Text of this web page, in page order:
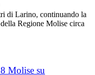
di Larino, continuando la
Regione Molise circa
Molise su